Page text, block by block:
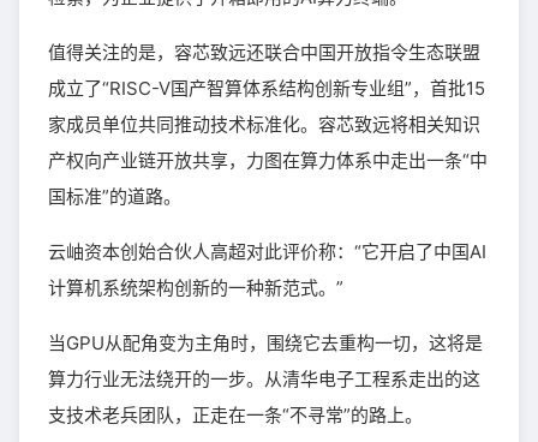
值得关注的是，容芯致远还联合中国开放指令生态联盟
成立了“RISC-V国产智算体系结构创新专业组”，首批15
家成员单位共同推动技术标准化。容芯致远将相关知识
产权向产业链开放共享，力图在算力体系中走出一条“中
国标准”的道路。
云岫资本创始合伙人高超对此评价称：“它开启了中国AI
计算机系统架构创新的一种新范式。”
当GPU从配角变为主角时，围绕它去重构一切，这将是
算力行业无法绕开的一步。从清华电子工程系走出的这
支技术老兵团队，正走在一条“不寻常”的路上。